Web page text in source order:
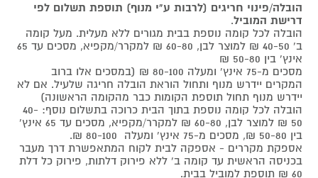
הובלה/פינוי חריגים (לרבות ע"י מנוף) תוספת תשלום לפי
דרישת המוביל.
הובלה לכל קומה נוספת בבית מגורים ללא מעלית. מעל קומה
ב' 40-50 ₪ למוצר לבן, 60-80 ₪ למקרר/מקפיא, מסכים עד 65
אינץ' בין 50-80 ₪
מסכים מ-75 אינץ' ומעלה 80-100 ₪ (במסכים אלו ברוב
המקרים יידרש מנוף ותחול הוראת הובלה חריגה שלעיל. אם לא
יידרש מנוף תחול תוספת הקומות כבר מהקומה הראשונה)
הובלה לכל קומה נוספת בתוך הבית כרוכה בתשלום נוסף: 40-
50 ₪ למוצר לבן, 60-80 ₪ למקרר/מקפיא, מסכים עד 65 אינץ'
בין 50-80 ₪, מסכים מ-75 אינץ' ומעלה 80-100 ₪.
אספקת מקררים - אספקה לבית לקוח המתאפשרת דרך מעבר
בכניסה הראשית עד קומה ב' ללא פירוק דלתות, פירוק כל דלת
60 ₪ תוספת למוביל בבית.